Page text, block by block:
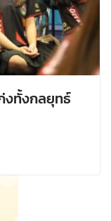
งทั้งกลยุทธ์